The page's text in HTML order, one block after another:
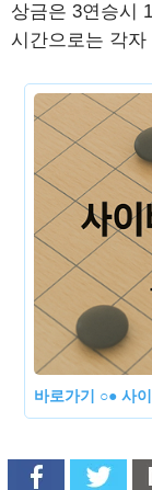
상금은 3연승시
시간으로는 각
바로가기 ○● 사